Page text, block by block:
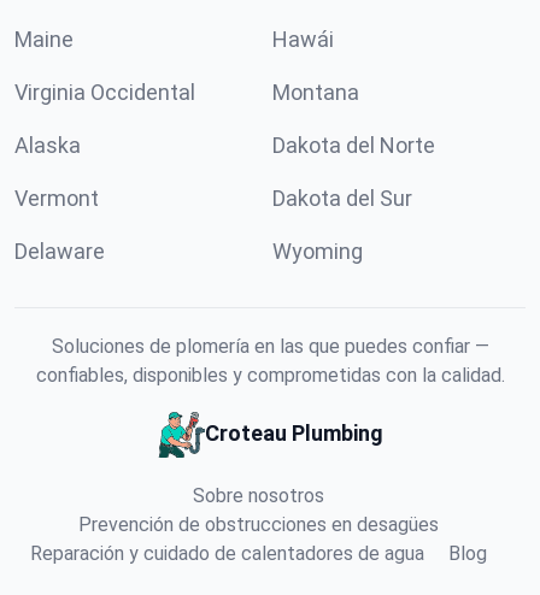
Maine Hawái
Virginia Occidental Montana
Alaska Dakota del Norte
Vermont Dakota del Sur
Delaware Wyoming
Soluciones de plomería en las que puedes confiar —
confiables, disponibles y comprometidas con la calidad.
Croteau Plumbing
Sobre nosotros
Prevención de obstrucciones en desagües
Reparación y cuidado de calentadores de agua
Blog